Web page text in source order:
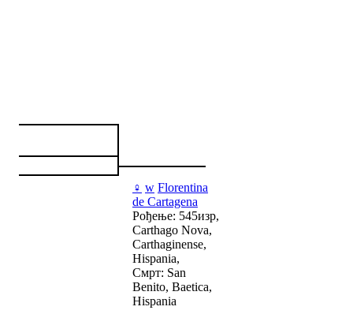
♀ w Florentina
de Cartagena
Рођење: 545изр,
Carthago Nova,
Carthaginense,
Hispania,
Смрт: San
Benito, Baetica,
Hispania